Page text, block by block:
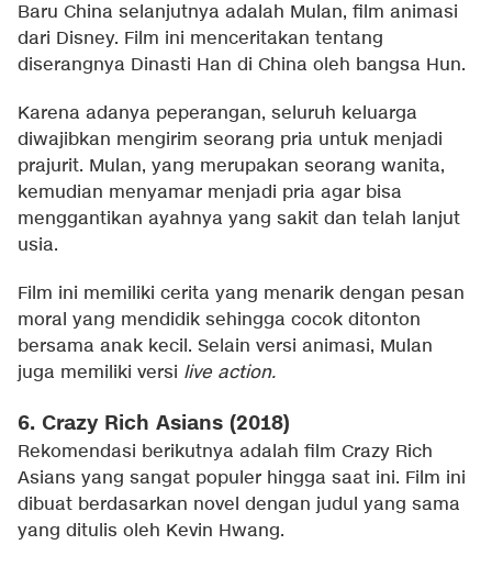
Baru China selanjutnya adalah Mulan, film animasi
dari Disney. Film ini menceritakan tentang
diserangnya Dinasti Han di China oleh bangsa Hun.
Karena adanya peperangan, seluruh keluarga
diwajibkan mengirim seorang pria untuk menjadi
prajurit. Mulan, yang merupakan seorang wanita,
kemudian menyamar menjadi pria agar bisa
menggantikan ayahnya yang sakit dan telah lanjut
usia.
Film ini memiliki cerita yang menarik dengan pesan
moral yang mendidik sehingga cocok ditonton
bersama anak kecil. Selain versi animasi, Mulan
juga memiliki versi live action.
6. Crazy Rich Asians (2018)
Rekomendasi berikutnya adalah film Crazy Rich
Asians yang sangat populer hingga saat ini. Film ini
dibuat berdasarkan novel dengan judul yang sama
yang ditulis oleh Kevin Hwang.